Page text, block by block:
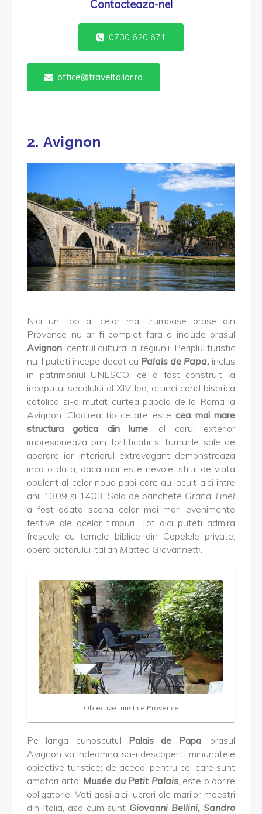
Contacteaza-ne!
0730 620 671
office@traveltailor.ro
2. Avignon
Nici un top al celor mai frumoase orase din
Provence nu ar fi complet fara a include orasul
Avignon, centrul cultural al regiunii. Periplul turistic
nu-l puteti incepe decat cu Palais de Papa, inclus
in patrimoniul UNESCO, ce a fost construit la
inceputul secolului al XIV-lea, atunci cand biserica
catolica si-a mutat curtea papala de la Roma la
Avignon. Cladirea tip cetate estecea mai mare
structura gotica din lume, al carui exterior
impresioneaza prin fortificatii si turnurile sale de
aparare iar interiorul extravagant demonstreaza
inca o data, daca mai este nevoie, stilul de viata
opulent al celor noua papi care au locuit aici intre
anii 1309 si 1403. Sala de banchete Grand Tinel
a fost odata scena celor mai mari evenimente
festive ale acelor timpuri. Tot aici puteti admira
frescele cu temele biblice din Capelele private,
opera pictorului italian Matteo Giovannetti.
Obiective turistice Provence
Pe langa cunoscutul Palais de Papa, orasul
Avignon va indeamna sa-i descoperiti minunatele
obiective turistice; de aceea, pentru cei care sunt
amatori arta, Musée du Petit Palais, este o oprire
obligatorie. Veti gasi aici lucrari ale marilor maestri
din Italia, asa cum sunt Giovanni Bellini, Sandro